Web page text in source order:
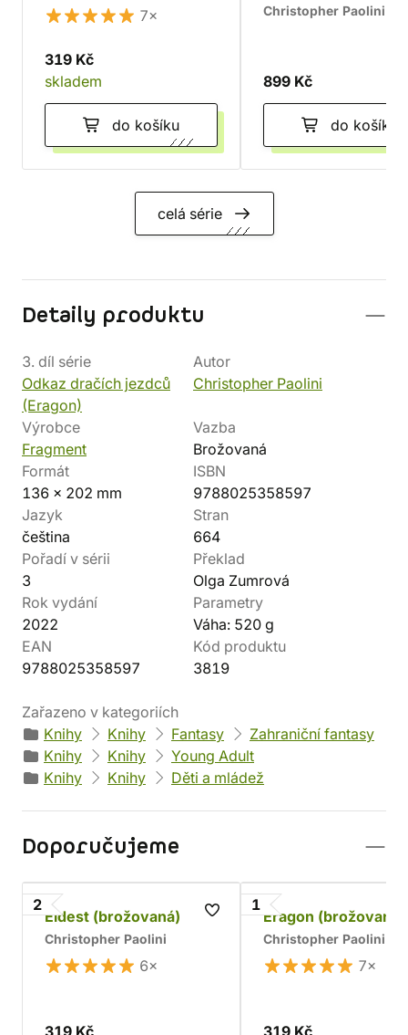
7×
319 Kč
skladem
do košíku
Christopher Paolini
899 Kč
do košíku
celá série
Detaily produktu
3. díl série
Odkaz dračích jezdců
(Eragon)
Autor
Christopher Paolini
Výrobce
Fragment
Vazba
Brožovaná
Formát
136 x 202 mm
ISBN
9788025358597
Jazyk
čeština
Stran
664
Pořadí v sérii
3
Překlad
Olga Zumrová
Rok vydání
2022
Parametry
Váha: 520 g
EAN
9788025358597
Kód produktu
3819
Zařazeno v kategoriích
Knihy
Knihy Fantasy
Zahraniční fantasy
Knihy
Knihy
Young Adult
Knihy
Knihy Děti a mládež
Doporučujeme
2
Eldest (brožovaná)
Christopher Paolini
6×
319 Kč
1
Eragon (brožovaná)
Christopher Paolini
7×
319 Kč